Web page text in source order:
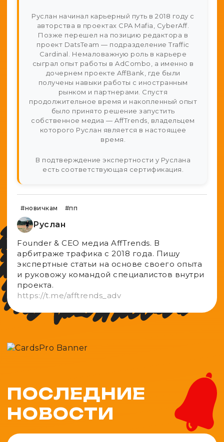
Руслан начинал карьерный путь в 2018 году с
авторства в проектах CPA Mafia, CyberAff.
Позже перешел на позицию редактора в
проект DatsTeam — подразделение Traffic
Cardinal. Немаловажную роль в карьере
сыграл опыт работы в AdCombo, а именно в
дочернем проекте AffBank, где были
получены навыки работы с иностранным
рынком и партнерами. Спустя
продолжительное время и накопленный опыт
было принято решение запустить
собственное медиа — AffTrends, владельцем
которого Руслан является в настоящее
время.
В подтверждение экспертности у Руслана
есть соответствующая сертификация.
Руслан
Founder & CEO медиа AffTrends. В
aрбитраже трафика с 2018 года. Пишу
экспертные статьи на основе своего опыта
и руковожу командой специалистов внутри
проекта.
https://t.me/afftrends_adv
#новичкам #пп
ПОСЛЕДНИЕ
НОВОСТИ